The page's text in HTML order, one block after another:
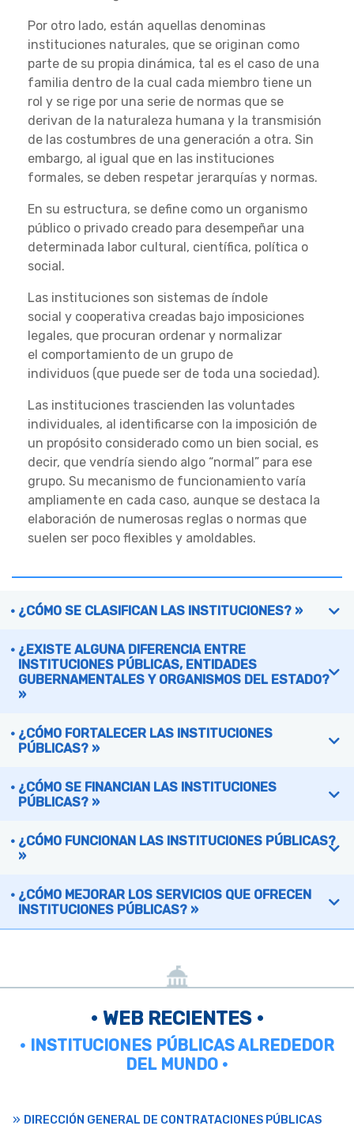
Por otro lado, están aquellas denominas
instituciones naturales, que se originan como
parte de su propia dinámica, tal es el caso de una
familia dentro de la cual cada miembro tiene un
rol y se rige por una serie de normas que se
derivan de la naturaleza humana y la transmisión
de las costumbres de una generación a otra. Sin
embargo, al igual que en las instituciones
formales, se deben respetar jerarquías y normas.
En su estructura, se define como un organismo
público o privado creado para desempeñar una
determinada labor cultural, científica, política o
social.
Las instituciones son sistemas de índole
social y cooperativa creadas bajo imposiciones
legales, que procuran ordenar y normalizar
el comportamiento de un grupo de
individuos (que puede ser de toda una sociedad).
Las instituciones trascienden las voluntades
individuales, al identificarse con la imposición de
un propósito considerado como un bien social, es
decir, que vendría siendo algo “normal” para ese
grupo. Su mecanismo de funcionamiento varía
ampliamente en cada caso, aunque se destaca la
elaboración de numerosas reglas o normas que
suelen ser poco flexibles y amoldables.
¿CÓMO SE CLASIFICAN LAS INSTITUCIONES? »
¿EXISTE ALGUNA DIFERENCIA ENTRE
INSTITUCIONES PÚBLICAS, ENTIDADES
GUBERNAMENTALES Y ORGANISMOS DEL ESTADO?
»
¿CÓMO FORTALECER LAS INSTITUCIONES
PÚBLICAS? »
¿CÓMO SE FINANCIAN LAS INSTITUCIONES
PÚBLICAS? »
¿CÓMO FUNCIONAN LAS INSTITUCIONES PÚBLICAS?
»
¿CÓMO MEJORAR LOS SERVICIOS QUE OFRECEN
INSTITUCIONES PÚBLICAS? »
• WEB RECIENTES •
• INSTITUCIONES PÚBLICAS ALREDEDOR
DEL MUNDO •
DIRECCIÓN GENERAL DE CONTRATACIONES PÚBLICAS